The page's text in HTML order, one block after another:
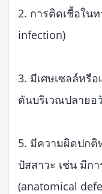
2. การติดเชื้อใน
infection)
3. มีเศษเซลล์หรื
ตันบริเวณปลายอ
5. มีความผิดปกติ
ปัสสาวะ เช่น มีก
(anatomical